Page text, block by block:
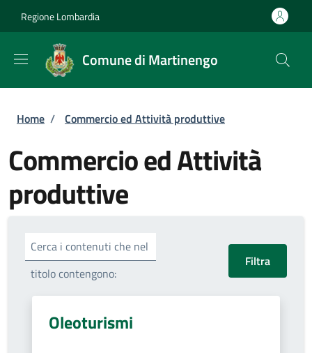
Regione Lombardia
Comune di Martinengo
Briciole di pane
Home / Commercio ed Attività produttive
Commercio ed Attività
produttive
Cerca i contenuti che nel
titolo contengono:
Oleoturismi